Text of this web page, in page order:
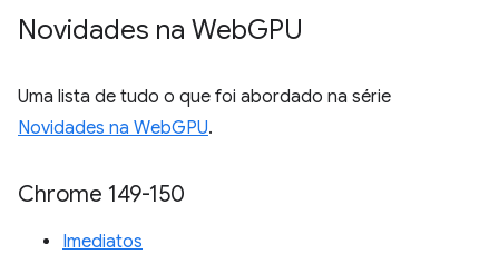
Novidades na WebGPU
Uma lista de tudo o que foi abordado na série
Novidades na WebGPU.
Chrome 149-150
Imediatos